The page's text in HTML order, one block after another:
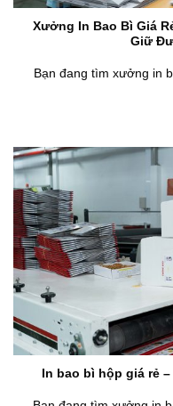
Xưởng In Bao Bì Giá
Giữ
Bạn đang tìm xưởng in
In bao bì hộp giá rẻ